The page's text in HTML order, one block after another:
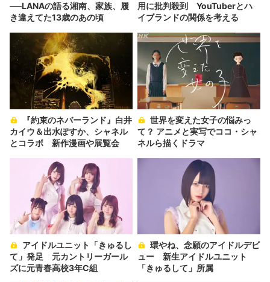
──LANAの語る湘南、家族、履
き違えてた13歳のあの頃
用に批判殺到 YouTuberとハ
イブランドの関係を考える
カイウ＆出水ぽすか、シャネル
とコラボ 新作漫画や展覧会
て？ アニメと実写でココ・シャ
ネルら描くドラマ
て」発足 元カントリーガール
ズに元青春高校3年C組
ュー 新生アイドルユニット
「きゅるして」所属